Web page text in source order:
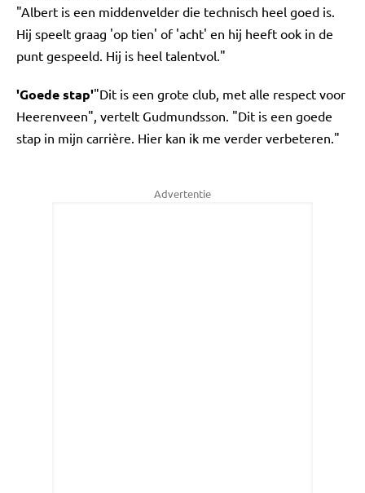
"Albert is een middenvelder die technisch heel goed is.
Hij speelt graag 'op tien' of 'acht' en hij heeft ook in de
punt gespeeld. Hij is heel talentvol."
'Goede stap'"Dit is een grote club, met alle respect voor
Heerenveen", vertelt Gudmundsson. "Dit is een goede
stap in mijn carrière. Hier kan ik me verder verbeteren."
Advertentie